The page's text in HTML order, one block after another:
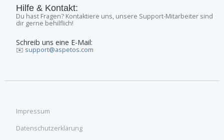
Hilfe & Kontakt:
Du hast Fragen? Kontaktiere uns, unsere Support-Mitarbeiter sind
dir gerne behilflich!
Schreib uns eine E-Mail:
✉️ support@aspetos.com
Impressum
Datenschutzerklärung